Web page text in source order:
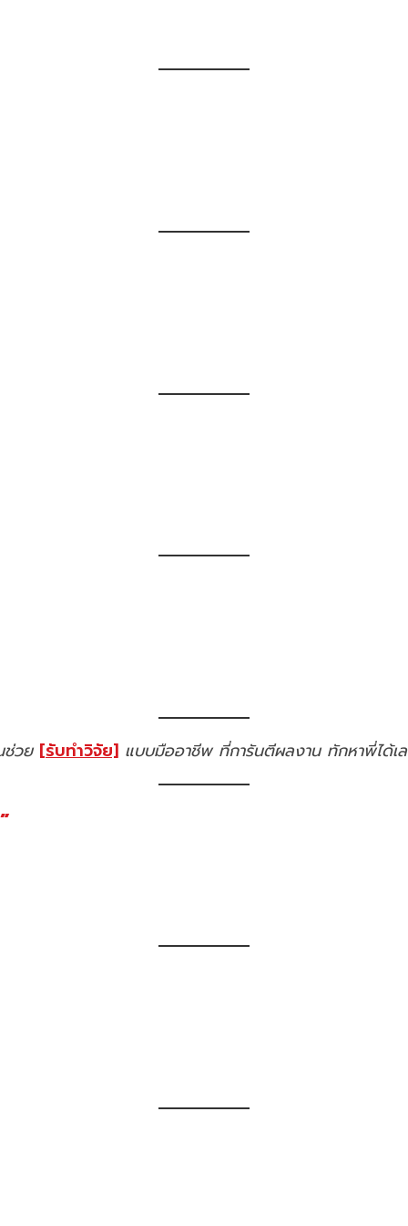
ช่วย [รับทำวิจัย] แบบมืออาชีพ ที่การันตีผลงาน ทักหาพี่ได้เ